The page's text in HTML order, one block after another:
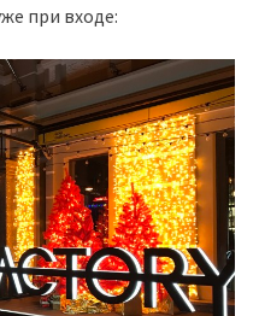
при входе: